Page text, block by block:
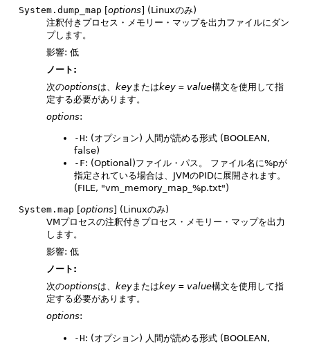
System.dump_map [options] (Linuxのみ)
注釈付きプロセス・メモリー・マップを出力ファイルにダン
プします。
影響: 低
ノート:
次のoptionsは、 key またはkey = value構文を使用して指
定する必要があります。
options:
-H: (オプション) 人間が読める形式 (BOOLEAN,
false)
-F: (Optional)ファイル・パス。
ファイル名に%pが
指定されている場合は、JVMのPIDに展開されます。
(FILE, "vm_memory_map_%p.txt")
System.map [options] (Linuxのみ)
VMプロセスの注釈付きプロセス・メモリー・マップを出力
します。
影響: 低
ノート:
次のoptionsは、 keyまたはkey = value構文を使用して指
定する必要があります。
options:
-H: (オプション) 人間が読める形式 (BOOLEAN,